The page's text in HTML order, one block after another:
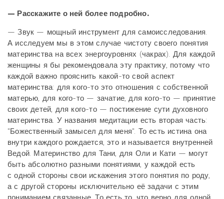
— Расскажите о ней более подробно.
— Звук — мощный инструмент для самоисследования.
А исследуем мы в этом случае чистоту своего понятия
материнства на всех энергоуровнях (чакрах). Для каждой
женщины я бы рекомендовала эту практику, потому что
каждой важно прояснить какой-то свой аспект
материнства: для кого-то это отношения с собственной
матерью, для кого-то — зачатие, для кого-то — принятие
своих детей, для кого-то — постижение сути духовного
материнства. У названия медитации есть вторая часть:
"Божественный замысел для меня". То есть истина она
внутри каждого рождается, это и называется внутренней
Ведой. Материнство для Тани, для Оли и Кати — могут
быть абсолютно разными понятиями, у каждой есть
с одной стороны свои искажения этого понятия по роду,
а с другой стороны исключительно её задачи с этим